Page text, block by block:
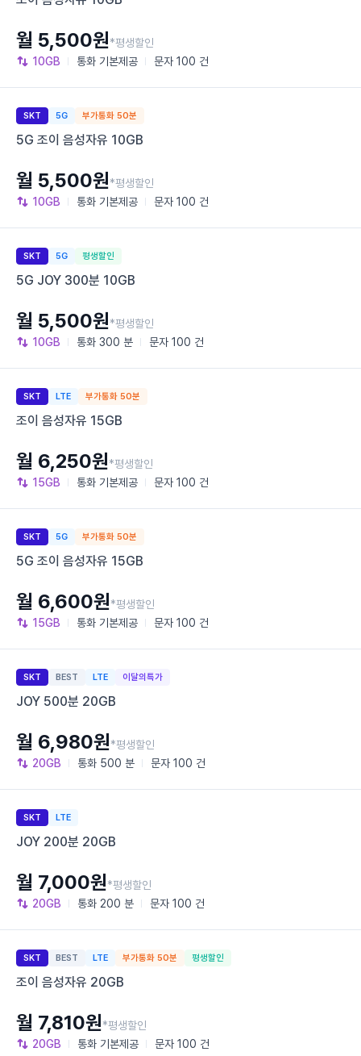
10GB 통화 기본제공 문자 100 건
월 5,500원*평생할인
SKT 5G 부가통화 50분
5G 조이 음성자유 10GB
10GB 통화 기본제공 문자 100 건
월 5,500원*평생할인
SKT 5G 평생할인
5G JOY 300분 10GB
10GB 통화 300 분 문자 100 건
월 5,500원*평생할인
SKT LTE 부가통화 50분
조이 음성자유 15GB
15GB 통화 기본제공 문자 100 건
월 6,250원*평생할인
SKT 5G 부가통화 50분
5G 조이 음성자유 15GB
15GB 통화 기본제공 문자 100 건
월 6,600원*평생할인
SKT BEST LTE 이달의특가
JOY 500분 20GB
20GB 통화 500 분 문자 100 건
월 6,980원*평생할인
SKT LTE
JOY 200분 20GB
20GB 통화 200 분 문자 100 건
월 7,000원*평생할인
SKT BEST LTE 부가통화 50분 평생할인
조이 음성자유 20GB
20GB 통화 기본제공 문자 100 건
월 7,810원*평생할인